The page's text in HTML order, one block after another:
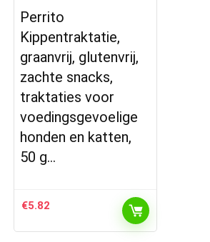
Perrito
Kippentraktatie,
graanvrij, glutenvrij,
zachte snacks,
traktaties voor
voedingsgevoelige
honden en katten,
50 g…
€5.82